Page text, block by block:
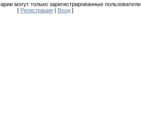
могут только зарегистрированные пользователи.
[ Регистрация | Вход ]